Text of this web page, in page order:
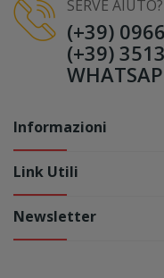
SERVE
(+39)
(+39)
Informazioni
Link Utili
Newsletter